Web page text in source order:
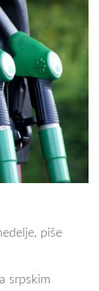
piše
srpskim